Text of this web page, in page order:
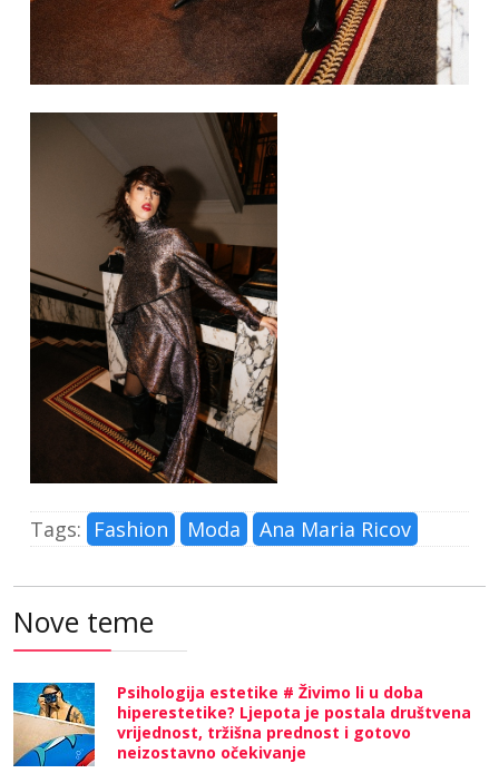
Tags: Fashion Moda Ana Maria Ricov
Nove teme
Psihologija estetike # Živimo li u doba
hiperestetike? Ljepota je postala društvena
vrijednost, tržišna prednost i gotovo
neizostavno očekivanje